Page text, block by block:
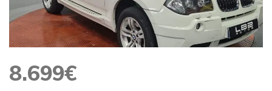
8.699€